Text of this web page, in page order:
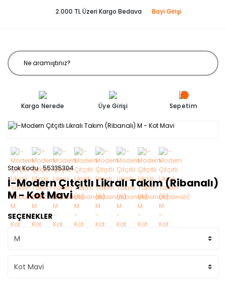
2.000 TL Üzeri Kargo Bedava Bayi Girişi
Kargo Nerede Üye Girişi Sepetim
Stok Kodu 55335304
İ-Modern Çıtçıtlı Likralı Takım (Ribanalı)
M - Kot Mavi
SEÇENEKLER